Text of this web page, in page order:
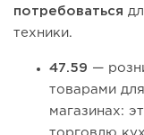
потребоваться
техники.
47.59 —
товарами
магазинах:
торговлю